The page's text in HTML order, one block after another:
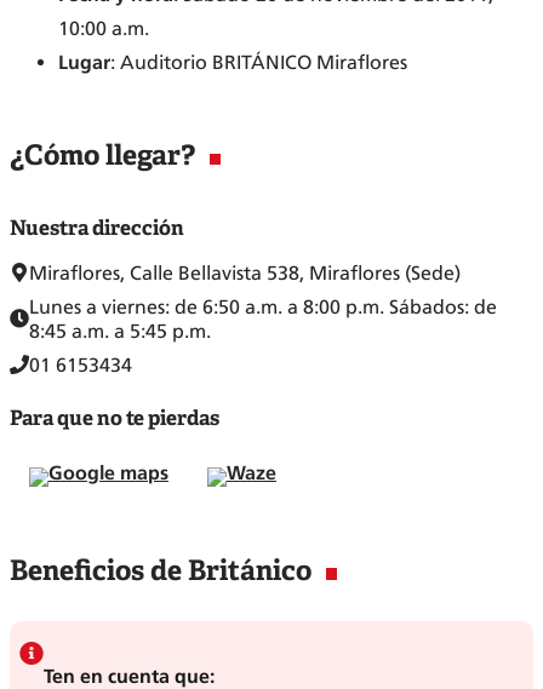
10:00 a.m.
Lugar: Auditorio BRITÁNICO Miraflores
¿Cómo llegar?
Nuestra dirección
Miraflores, Calle Bellavista 538, Miraflores (Sede)
Lunes a viernes: de 6:50 a.m. a 8:00 p.m. Sábados: de
8:45 a.m. a 5:45 p.m.
01 6153434
Para que no te pierdas
Google maps Waze
Beneficios de Británico
Ten en cuenta que: